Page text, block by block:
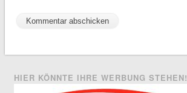
HIER KÖNNTE IHRE WERBUNG STEHEN!